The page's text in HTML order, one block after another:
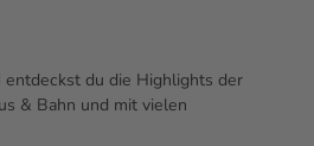
entdeckst du die Highlights der
& Bahn und mit vielen